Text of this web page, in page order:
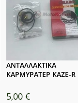
ΑΝΤΑΛΛΑΚΤΙΚΑ
ΚΑΡΜΥΡΑΤΕΡ KAZE-R
5,00€